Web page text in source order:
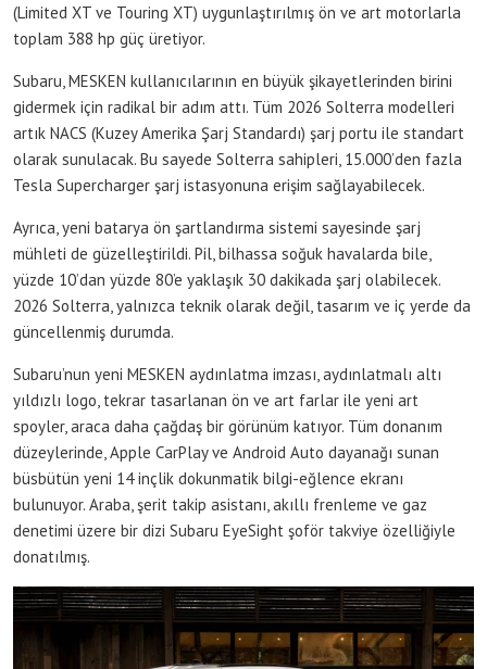
(Limited XT ve Touring XT) uygunlaştırılmış ön ve art motorlarla
toplam 388 hp güç üretiyor.
Subaru, MESKEN kullanıcılarının en büyük şikayetlerinden birini
gidermek için radikal bir adım attı. Tüm 2026 Solterra modelleri
artık NACS (Kuzey Amerika Şarj Standardı) şarj portu ile standart
olarak sunulacak. Bu sayede Solterra sahipleri, 15.000’den fazla
Tesla Supercharger şarj istasyonuna erişim sağlayabilecek.
Ayrıca, yeni batarya ön şartlandırma sistemi sayesinde şarj
mühleti de güzelleştirildi. Pil, bilhassa soğuk havalarda bile,
yüzde 10’dan yüzde 80’e yaklaşık 30 dakikada şarj olabilecek.
2026 Solterra, yalnızca teknik olarak değil, tasarım ve iç yerde da
güncellenmiş durumda.
Subaru’nun yeni MESKEN aydınlatma imzası, aydınlatmalı altı
yıldızlı logo, tekrar tasarlanan ön ve art farlar ile yeni art
spoyler, araca daha çağdaş bir görünüm katıyor. Tüm donanım
düzeylerinde, Apple CarPlay ve Android Auto dayanağı sunan
büsbütün yeni 14 inçlik dokunmatik bilgi-eğlence ekranı
bulunuyor. Araba, şerit takip asistanı, akıllı frenleme ve gaz
denetimi üzere bir dizi Subaru EyeSight şoför takviye özelliğiyle
donatılmış.